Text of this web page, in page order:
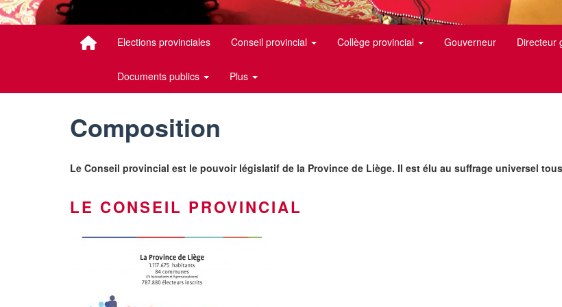
Elections provinciales Conseil provincial Collège provincial Gouverneur Directeur
Documents publics Plus
Composition
Le Conseil provincial est le pouvoir législatif de la Province de Liège. Il est élu au suffrage universel
LE CONSEIL PROVINCIAL